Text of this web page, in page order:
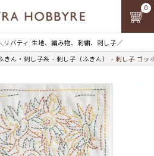
リバティ 生地、編み物、刺繍、刺し子／
0
きん・刺し子糸 刺し子（ふきん） 刺し子 ゴッ